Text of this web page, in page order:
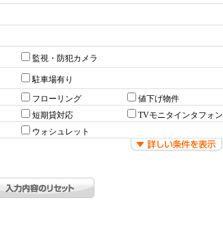
監視・防犯カメラ
駐車場有り
フローリング
値下げ物件
短期貸対応
TVモニタインタフォン
ウォシュレット